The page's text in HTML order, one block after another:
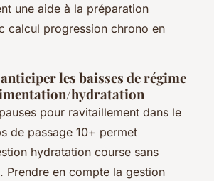
une aide à la préparation
calcul progression chrono en
les baisses de régime
hydratation
pour ravitaillement dans le
de passage 10+ permet
hydratation course sans
Prendre en compte la gestion